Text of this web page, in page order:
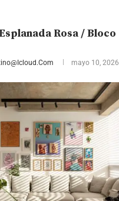
Rosa / Bloco
mayo 10, 2026